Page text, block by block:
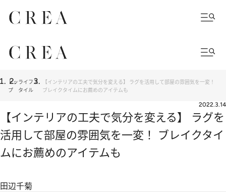
トッ
プ
ライフス
タイル
【インテリアの工夫で気分を変える】 ラグを活用して部屋の雰囲気を一変！
ブレイクタイムにお薦めのアイテムも
2022.3.14
【インテリアの工夫で気分を変える】 ラグを
活用して部屋の雰囲気を一変！ ブレイクタイ
ムにお薦めのアイテムも
田辺千菊